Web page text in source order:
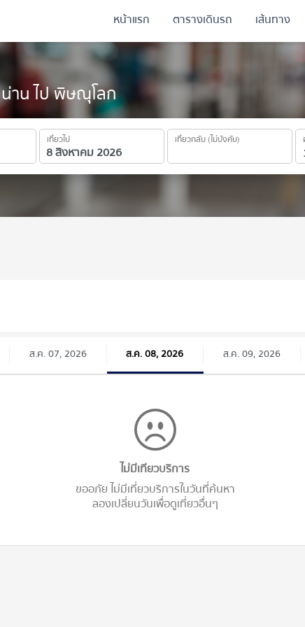
น่าน ไป พิษณุโลก
เที่ยวไป เที่ยวกลับ (ไม่บังคับ)
หน้าแรก ตารางเดินรถ เส้นทาง
ส.ค. 07, 2026 ส.ค. 08, 2026 ส.ค. 09, 2026
ไม่มีเทียวบริการ
ขออภัย ไม่มีเที่ยวบริการในวันที่ค้นหา
ลองเปลี่ยนวันเพื่อดูเที่ยวอื่นๆ